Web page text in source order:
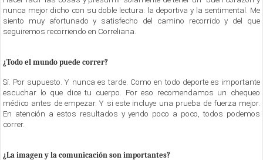
nunca mejor dicho con su doble lectura: la deportiva y la sentimental. Me
siento muy afortunado y satisfecho del camino recorrido y del que
seguiremos recorriendo en Correliana.
¿Todo el mundo puede correr?
Sí. Por supuesto. Y nunca es tarde. Como en todo deporte es importante
escuchar lo que dice tu cuerpo. Por eso recomendamos un chequeo
médico antes de empezar. Y si este incluye una prueba de fuerza mejor.
En atención a estos resultados y yendo poco a poco, todos podemos
correr.
¿La imagen y la comunicación son importantes?